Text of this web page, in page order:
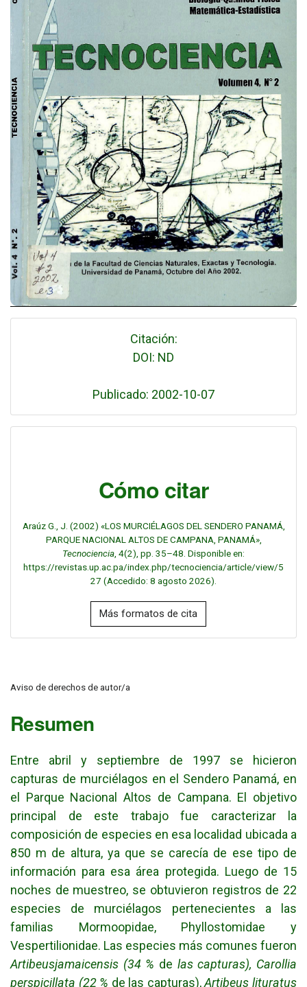
Citación:
DOI: ND
Publicado: 2002-10-07
Cómo citar
Araúz G., J. (2002) «LOS MURCIÉLAGOS DEL SENDERO PANAMÁ,
PARQUE NACIONAL ALTOS DE CAMPANA, PANAMÁ»,
Tecnociencia , 4(2), pp. 35–48. Disponible en:
https://revistas.up.ac.pa/index.php/tecnociencia/article/view/5
27 (Accedido: 8 agosto 2026).
Más formatos de cita
Aviso de derechos de autor/a
Resumen
Entre abril y septiembre de 1997 se hicieron
capturas de murciélagos en el Sendero Panamá, en
el Parque Nacional Altos de Campana. El objetivo
principal de este trabajo fue caracterizar la
composición de especies en esa localidad ubicada a
850 m de altura, ya que se carecía de ese tipo de
información para esa área protegida. Luego de 15
noches de muestreo, se obtuvieron registros de 22
especies de murciélagos pertenecientes a las
familias Mormoopidae, Phyllostomidae y
Vespertilionidae. Las especies más comunes fueron
Artibeusjamaicensis (34 % de las capturas), Carollia
perspicillata (22 % de las capturas),Artibeus lituratus